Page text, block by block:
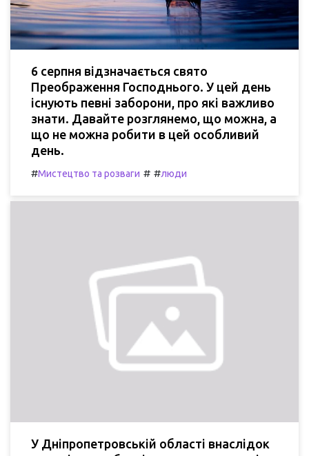
6 серпня відзначається свято
Преображення Господнього. У цей день
існують певні заборони, про які важливо
знати. Давайте розглянемо, що можна, а
що не можна робити в цей особливий
день.
#Мистецтво та розваги # #люди
У Дніпропетровській області внаслідок